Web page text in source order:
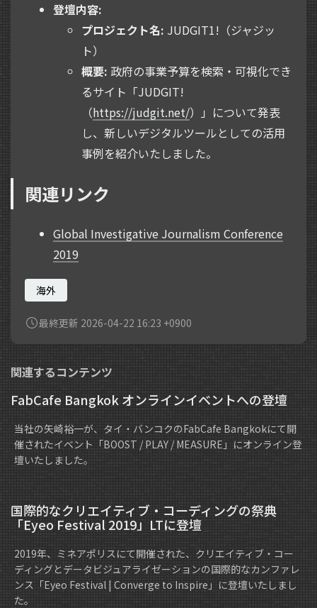
登壇内容:
プロジェクト名: JUDGIT1!（ジャジッ
ト）
概要: 政府の事業予算を検索・可視化でき
るサイト「JUDGIT!
（https://judgit.net/）」について発表
し、新しいデジタルツールとしての活用
事例を紹介いたしました。
関連リンク
Global Investigative Journalism Conference
2019
海外
最終更新 2026-04-22 16:23 +0900
関連するコンテンツ
FabCafe Bangkok オンラインイベントへの登壇
当社の矢崎裕一が、タイ・バンコクのFabCafe Bangkokにて開
催されたイベント「BOOST / PLAY / MEASURE」にオンライン登
壇いたしました。
国際的なクリエイティブ・コーディングの祭典
「Eyeo Festival 2019」LTに登壇
2019年、ミネアポリスにて開催された、クリエイティブ・コー
ディングとデータビジュアライゼーションの国際的なカンファレ
ンス「Eyeo Festival | Converge to Inspire」に登壇いたしまし
た。